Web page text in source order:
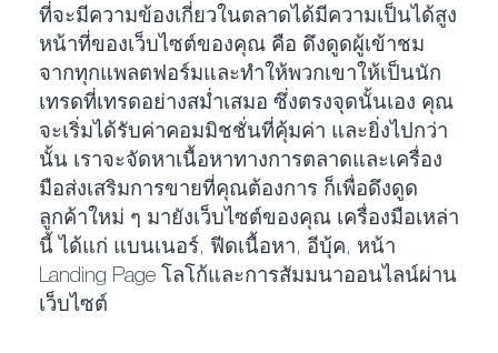
ที่จะมีความข้องเกี่ยวในตลาดได้มีความเป็นได้สูง
หน้าที่ของเว็บไซต์ของคุณ คือ ดึงดูดผู้เข้าชม
จากทุกแพลตฟอร์มและทำให้พวกเขาให้เป็นนัก
เทรดที่เทรดอย่างสม่ำเสมอ ซึ่งตรงจุดนั้นเอง คุณ
จะเริ่มได้รับค่าคอมมิชชั่นที่คุ้มค่า และยิ่งไปกว่า
นั้น เราจะจัดหาเนื้อหาทางการตลาดและเครื่อง
มือส่งเสริมการขายที่คุณต้องการ ก็เพื่อดึงดูด
ลูกค้าใหม่ ๆ มายังเว็บไซต์ของคุณ เครื่องมือเหล่า
นี้ ได้แก่ แบนเนอร์, ฟีดเนื้อหา, อีบุ้ค, หน้า
Landing Page โลโก้และการสัมมนาออนไลน์ผ่าน
เว็บไซต์